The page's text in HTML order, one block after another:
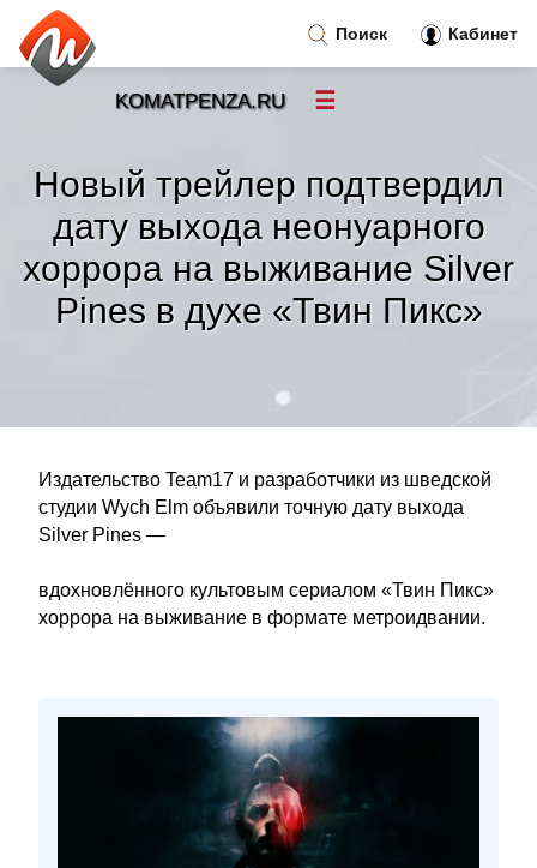
Новый трейлер подтвердил
дату выхода неонуарного
хоррора на выживание Silver
Pines в духе «Твин Пикс»
Издательство Team17 и разработчики из шведской
студии Wych Elm объявили точную дату выхода
Silver Pines —
вдохновлённого культовым сериалом «Твин Пикс»
хоррора на выживание в формате метроидвании.
Поиск Кабинет
KOMATPENZA.RU ☰
Новости»
Тренды новостей»
Рубрики»